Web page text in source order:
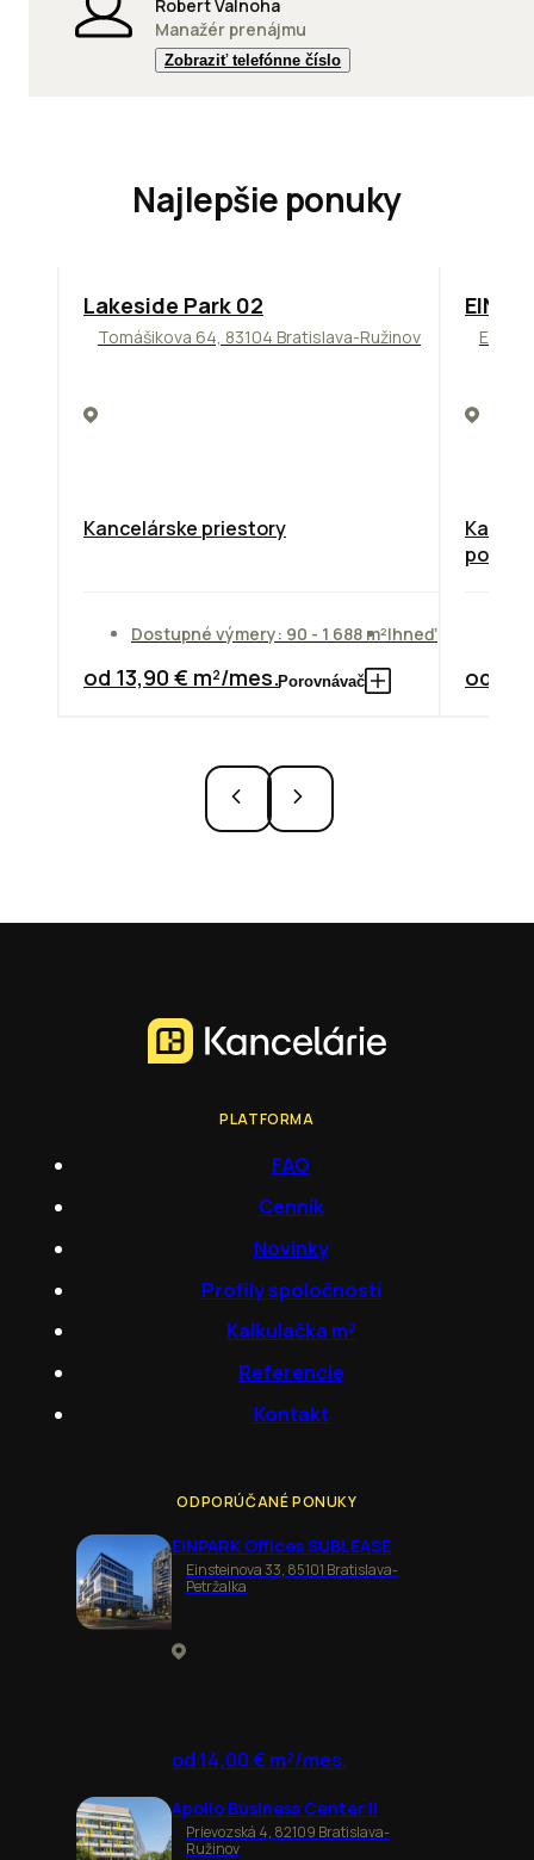
Robert Valnoha
Manažér prenájmu
Zobraziť telefónne číslo
Najlepšie ponuky
ODPORÚČAME
Lakeside Park 02
Tomášikova 64, 83104 Bratislava-Ružinov
Kancelárske priestory
Dostupné výmery: 90 - 1 688 m²Ihneď
od 13,90 € m²/mes.Porovnávač
TOP
od
PLATFORMA
FAQ
Cenník
Novinky
Profily spoločností
Kalkulačka m²
Referencie
Kontakt
ODPORÚČANÉ PONUKY
EINPARK Offices SUBLEASE
Einsteinova 33, 85101 Bratislava-
Petržalka
od 14,00 € m²/mes.
Apollo Business Center II
Prievozská 4, 82109 Bratislava-
Ružinov